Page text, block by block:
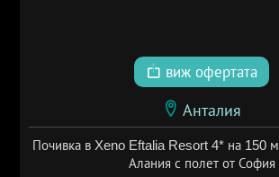
виж офертата
Анталия
Почивка в Xeno Eftalia Resort 4* на 150
Алания с полет от София